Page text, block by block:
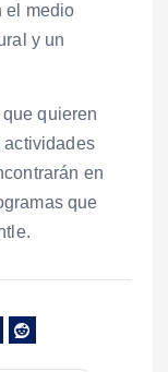
el medio
y un
quieren
actividades
en
que